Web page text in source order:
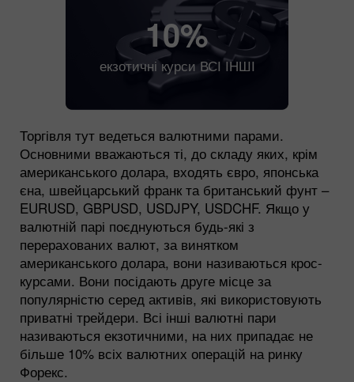
10%
екзотичні курси ВСІ ІНШІ
Торгівля тут ведеться валютними парами.
Основними вважаються ті, до складу яких, крім
американського долара, входять євро, японська
єна, швейцарський франк та британський фунт –
EURUSD, GBPUSD, USDJPY, USDCHF. Якщо у
валютній парі поєднуються будь-які з
перерахованих валют, за винятком
американського долара, вони називаються крос-
курсами. Вони посідають друге місце за
популярністю серед активів, які використовують
приватні трейдери. Всі інші валютні пари
називаються екзотичними, на них припадає не
більше 10% всіх валютних операцій на ринку
Форекс.